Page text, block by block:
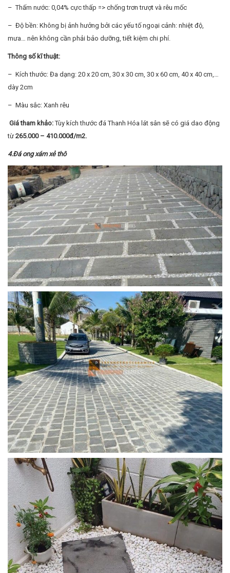
– Thấm nước: 0,04% cực thấp => chống trơn trượt và rêu mốc
– Độ bền: Không bị ảnh hưởng bởi các yếu tố ngoại cảnh: nhiệt độ,
mưa… nên không cần phải bảo dưỡng, tiết kiệm chi phí.
Thông số kĩ thuật:
– Kích thước: Đa dạng: 20 x 20 cm, 30 x 30 cm, 30 x 60 cm, 40 x 40 cm,…
dày 2cm
– Màu sắc: Xanh rêu
Giá tham khảo:Tùy kích thước đá Thanh Hóa lát sân sẽ có giá dao động
từ 265.000 – 410.000đ/m2.
4.Đá ong xám xẻ thô